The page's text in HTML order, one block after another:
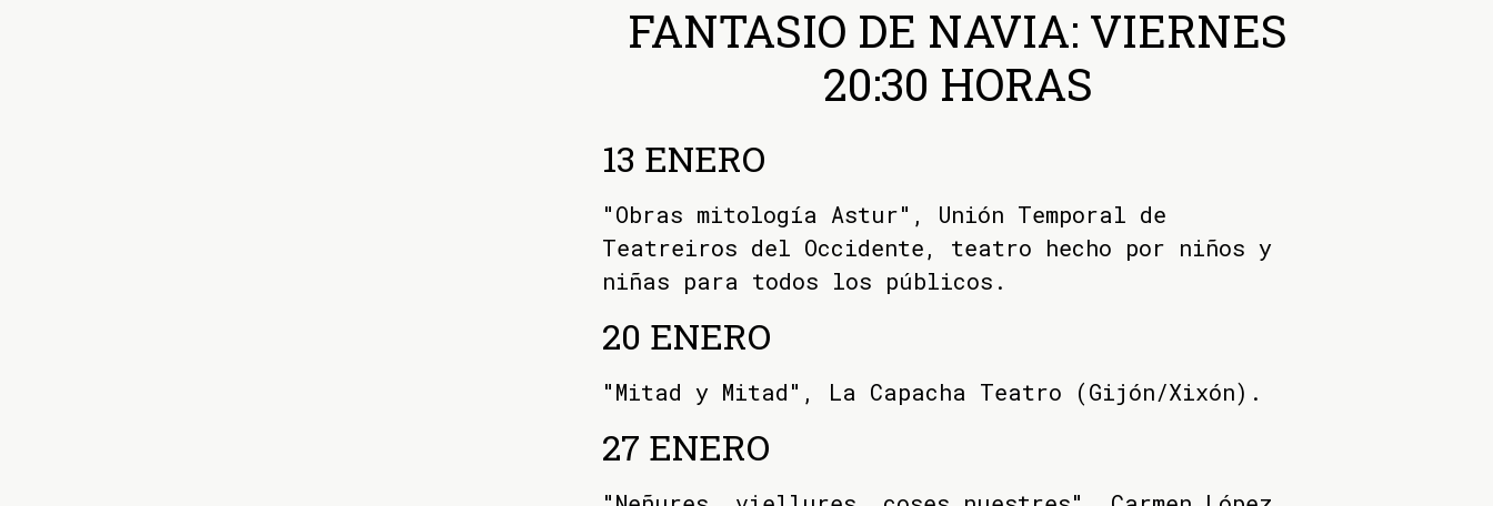
FANTASIO DE NAVIA: VIERNES
20:30 HORAS
13 ENERO
"Obras mitología Astur", Unión Temporal de
Teatreiros del Occidente, teatro hecho por niños y
niñas para todos los públicos.
20 ENERO
"Mitad y Mitad", La Capacha Teatro (Gijón/Xixón).
27 ENERO